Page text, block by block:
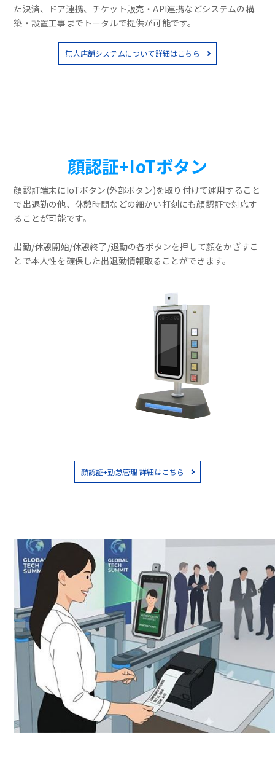
た決済、ドア連携、チケット販売・API連携などシステムの構
築・設置工事までトータルで提供が可能です。
無人店舗システムについて詳細はこちら
顔認証+IoTボタン
顔認証端末にIoTボタン(外部ボタン)を取り付けて運用すること
で出退勤の他、休憩時間などの細かい打刻にも顔認証で対応す
ることが可能です。
出勤/休憩開始/休憩終了/退勤の各ボタンを押して顔をかざすこ
とで本人性を確保した出退勤情報取ることができます。
顔認証+勤怠管理 詳細はこちら